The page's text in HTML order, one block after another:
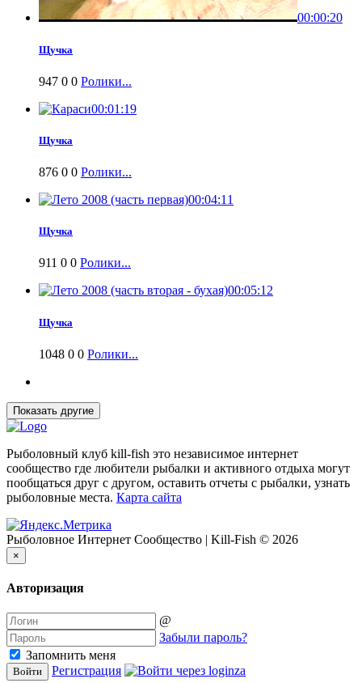
00:00:20
Щучка
947 0 0 Ролики...
00:01:19
Щучка
876 0 0 Ролики...
00:04:11
Щучка
911 0 0 Ролики...
00:05:12
Щучка
1048 0 0 Ролики...
Рыболовный клуб kill-fish это независимое интернет
сообщество где любители рыбалки и активного отдыха могут
пообщаться друг с другом, оставить отчеты с рыбалки, узнать
рыболовные места. Карта сайта
Рыболовное Интернет Сообщество | Kill-Fish © 2026
×
Авторизация
@
Забыли пароль?
Запомнить меня
Войти Регистрация